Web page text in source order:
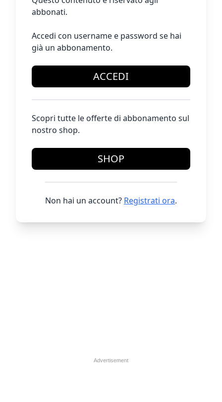
abbonati.
Accedi con username e password se hai
già un abbonamento.
ACCEDI
Scopri tutte le offerte di abbonamento sul
nostro shop.
SHOP
Non hai un account? Registrati ora.